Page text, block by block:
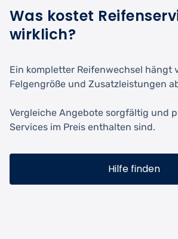
Was kostet
wirklich?
Ein kompletter Reifenwechsel hängt
Felgengröße und Zusatzleistungen
Vergleiche Angebote sorgfältig und
Services im Preis enthalten sind.
Hilfe finden